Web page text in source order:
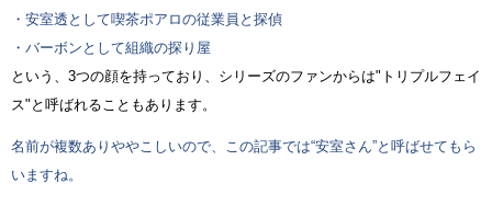
・安室透として喫茶ポアロの従業員と探偵
・バーボンとして組織の探り屋
という、3つの顔を持っており、シリーズのファンからは"トリプルフェイ
ス"と呼ばれることもあります。
名前が複数ありややこしいので、この記事では“安室さん”と呼ばせてもら
いますね。